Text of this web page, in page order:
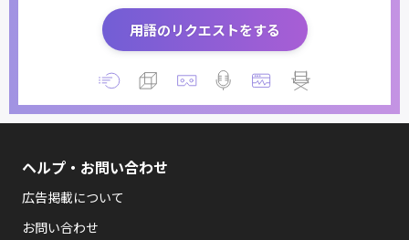
用語のリクエストをする
ヘルプ・お問い合わせ
広告掲載について
お問い合わせ